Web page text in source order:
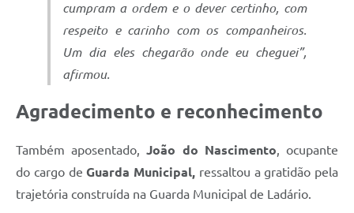
cumpram a ordem e o dever certinho, com
respeito e carinho com os companheiros.
Um dia eles chegarão onde eu cheguei”,
afirmou.
Agradecimento e reconhecimento
Também aposentado,João do Nascimento, ocupante
do cargo deGuarda Municipal, ressaltou a gratidão pela
trajetória construída na Guarda Municipal de Ladário.